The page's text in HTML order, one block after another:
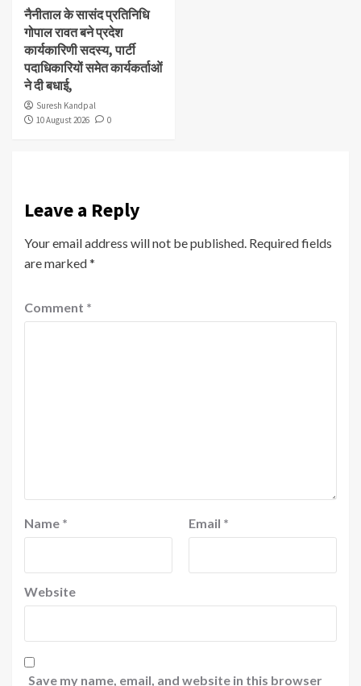
नैनीताल के सासंद प्रतिनिधि
गोपाल रावत बने प्रदेश
कार्यकारिणी सदस्य, पार्टी
पदाधिकारियों समेत कार्यकर्ताओं
ने दी बधाई,
Suresh Kandpal
10 August 2026
0
Leave a Reply
Your email address will not be published. Required fields
are marked*
Comment *
Name * Email *
Website
Save my name, email, and website in this browser